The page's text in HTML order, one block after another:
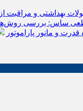
بهداشتی و مراقبت
ساس: بررسی
قدرت و مانور پاراموتور